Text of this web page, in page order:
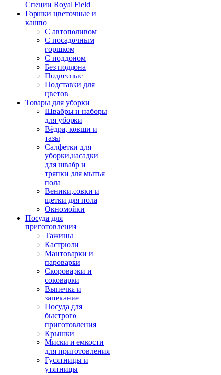
Специи Royal Field
Горшки цветочные и
кашпо
С автополивом
С посадочным
горшком
С поддоном
Без поддона
Подвесные
Подставки для
цветов
Товары для уборки
Швабры и наборы
для уборки
Вёдра, ковши и
тазы
Салфетки для
уборки,насадки
для швабр и
тряпки для мытья
пола
Веники,совки и
щетки для пола
Окномойки
Посуда для
приготовления
Тажины
Кастрюли
Мантоварки и
пароварки
Скороварки и
соковарки
Выпечка и
запекание
Посуда для
быстрого
приготовления
Крышки
Миски и емкости
для приготовления
Гусятницы и
утятницы